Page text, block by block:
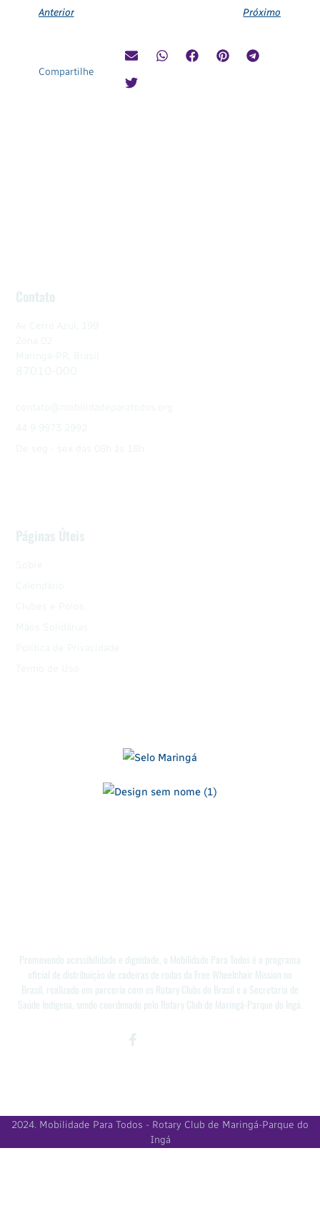
Anterior Próximo
Compartilhe
Promovendo acessibilidade e dignidade, o Mobilidade Para Todos é o programa
oficial de distribuição de cadeiras de rodas da Free Wheelchair Mission no
Brasil, realizado em parceria com os Rotary Clubs do Brasil e a Secretaria de
Saúde Indígena, sendo coordenado pelo Rotary Club de Maringá-Parque do Ingá.
Facebook-
Páginas Úteis
Sobre
Calendário
Clubes e Polos
Mãos Solidárias
Política de Privacidade
Termo de Uso
Contato
Av Cerro Azul, 199
Zona 02
Maringá-PR, Brasil
87010-000
contato@mobilidadeparatodos.org
44 9 9973 2992
De seg - sex das 08h às 18h
2024. Mobilidade Para Todos - Rotary Club de Maringá-Parque do
Ingá